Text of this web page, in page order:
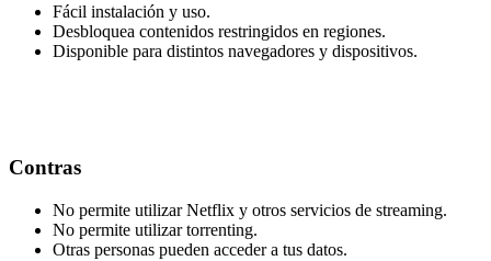
Fácil instalación y uso.
Desbloquea contenidos restringidos en regiones.
Disponible para distintos navegadores y dispositivos.
Contras
No permite utilizar Netflix y otros servicios de streaming.
No permite utilizar torrenting.
Otras personas pueden acceder a tus datos.